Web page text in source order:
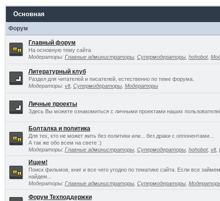
Основная
Форум
Главный форум
На основную тему сайта
Модераторы: Главные администраторы, Супермодераторы, hohobot,
Литературный клуб
Раздел для читателей и писателей, естественно по теме форума.
Модераторы: vlt, Супермодераторы, Модераторы
Личные проекты
Здесь Вы можете ознакомиться с личными проектами наших
Болталка и политика
Для тех, кто не может жить без политики или... без драки с оппонентами...
А так же обо всем на свете :)
Модераторы: Главные администраторы, Супермодераторы, hohobot, vlt,
Ищем!
Поиск фильмов, книг и все чего угодно по тематике сайта. Если все
найдем...
Модераторы: Главные администраторы, Супермодераторы,
Форум Техподдержки